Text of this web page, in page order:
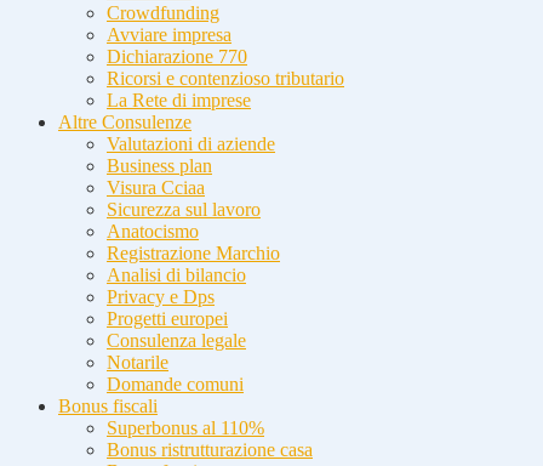
Crowdfunding
Avviare impresa
Dichiarazione 770
Ricorsi e contenzioso tributario
La Rete di imprese
Altre Consulenze
Valutazioni di aziende
Business plan
Visura Cciaa
Sicurezza sul lavoro
Anatocismo
Registrazione Marchio
Analisi di bilancio
Privacy e Dps
Progetti europei
Consulenza legale
Notarile
Domande comuni
Bonus fiscali
Superbonus al 110%
Bonus ristrutturazione casa